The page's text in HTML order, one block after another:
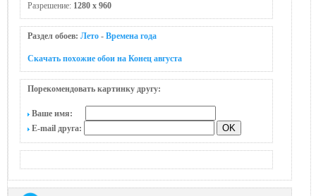
Разрешение: 1280 x 960
Раздел обоев: Лето - Времена года
Скачать похожие обои на Конец августа
Порекомендовать картинку другу:
Ваше имя:
E-mail друга: